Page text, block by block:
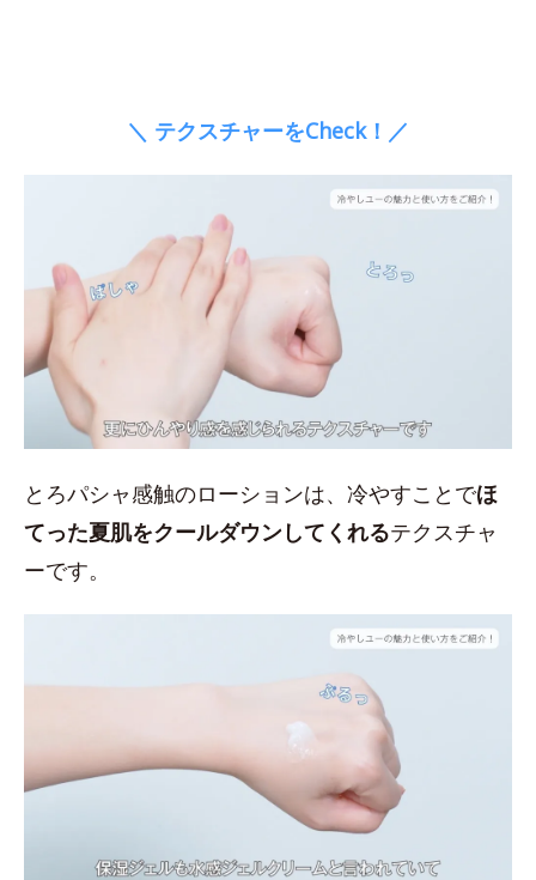
＼ テクスチャーをCheck！／
とろパシャ感触のローションは、冷やすことでほ
てった夏肌をクールダウンしてくれるテクスチャ
ーです。